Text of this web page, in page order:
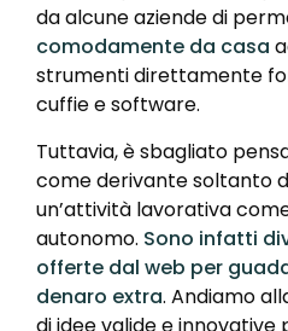
da alcune aziende di
comodamente da casa
strumenti direttamente
cuffie e software.
Tuttavia, è sbagliato
come derivante soltanto
un’attività lavorativa
autonomo. Sono infatti
offerte dal web per
denaro extra. Andiamo
di idee valide e